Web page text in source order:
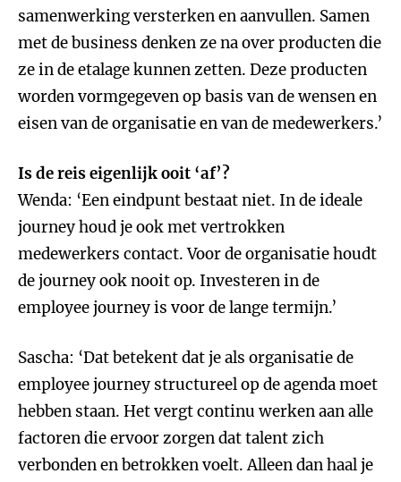
samenwerking versterken en aanvullen. Samen
met de business denken ze na over producten die
ze in de etalage kunnen zetten. Deze producten
worden vormgegeven op basis van de wensen en
eisen van de organisatie en van de medewerkers.’
Is de reis eigenlijk ooit ‘af’?
Wenda: ‘Een eindpunt bestaat niet. In de ideale
journey houd je ook met vertrokken
medewerkers contact. Voor de organisatie houdt
de journey ook nooit op. Investeren in de
employee journey is voor de lange termijn.’
Sascha: ‘Dat betekent dat je als organisatie de
employee journey structureel op de agenda moet
hebben staan. Het vergt continu werken aan alle
factoren die ervoor zorgen dat talent zich
verbonden en betrokken voelt. Alleen dan haal je